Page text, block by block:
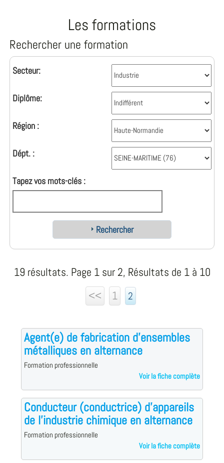
Les formations
Rechercher une formation
Secteur:
Diplôme:
Région :
Dépt. :
Tapez vos mots-clés :
Rechercher
19 résultats. Page 1 sur 2, Résultats de 1 à 10
<<
1 2
Agent(e) de fabrication d'ensembles
métalliques en alternance
Formation professionnelle
Voir la fiche complète
Conducteur (conductrice) d'appareils
de l'industrie chimique en alternance
Formation professionnelle
Voir la fiche complète